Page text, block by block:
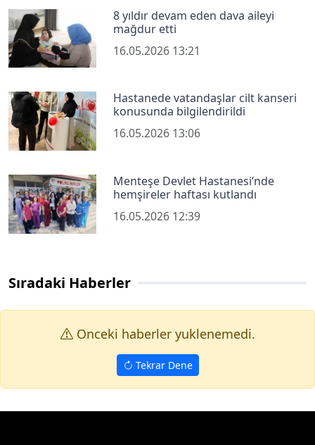
8 yıldır devam eden dava aileyi
mağdur etti
16.05.2026 13:21
Hastanede vatandaşlar cilt kanseri
konusunda bilgilendirildi
16.05.2026 13:06
Menteşe Devlet Hastanesi’nde
hemşireler haftası kutlandı
16.05.2026 12:39
Sıradaki Haberler
Onceki haberler yuklenemedi.
Tekrar Dene